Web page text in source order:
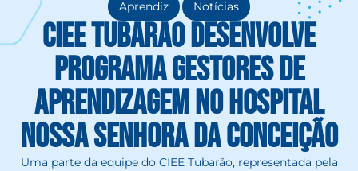
Aprendiz Notícias
CIEE Tubarão desenvolve
Programa Gestores de
Aprendizagem no Hospital
Nossa Senhora da Conceição
Uma parte da equipe do CIEE Tubarão, representada pela